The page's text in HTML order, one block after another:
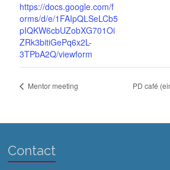
https://docs.google.com/f
orms/d/e/1FAIpQLSeLCb5
pIQKW6cbUZobXG701Oi
ZRk3bitiGePq6x2L-
3TPbA2Q/viewform
Mentor meeting PD café
Contact